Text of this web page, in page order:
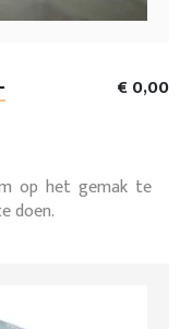
€ 0,00
op het gemak te
doen.